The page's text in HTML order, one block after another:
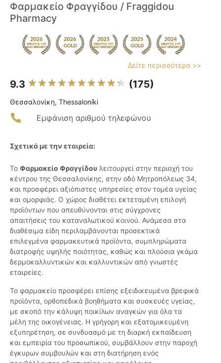
Φαρμακείο Φραγγίδου / Fraggidou
Pharmacy
Δείτε περισσότερα >>
9.3 (175)
Θεσσαλονίκη, Thessaloníki
Εμφάνιση αριθμού τηλεφώνου
Σχετικά με την εταιρεία:
Το Φαρμακείο Φραγγίδου λειτουργεί στην περιοχή του
κέντρου της Θεσσαλονίκης, στην οδό Μητροπόλεως 34,
και προσφέρει αξιόπιστες υπηρεσίες στον τομέα υγείας
και ομορφιάς. Ο χώρος διαθέτει εκτεταμένη επιλογή
προϊόντων που απευθύνονται στις σύγχρονες
απαιτήσεις του καταναλωτικού κοινού. Ανάμεσα στα
διαθέσιμα είδη περιλαμβάνονται προσεκτικά
επιλεγμένα φαρμακευτικά προϊόντα, συμπληρώματα
διατροφής υψηλής ποιότητας, καθώς και πλούσια γκάμα
δερμοκαλλυντικών και καλλυντικών από γνωστές
εταιρείες.
Το φαρμακείο προσφέρει επίσης εξειδικευμένα βρεφικά
προϊόντα, ορθοπεδικά βοηθήματα και συσκευές υγείας,
με σκοπό την κάλυψη ποικίλων αναγκών για όλα τα
μέλη της οικογένειας. Η γρήγορη και εξατομικευμένη
εξυπηρέτηση, σε συνδυασμό με τη διαρκή εκπαίδευση
και εμπειρία του προσωπικού, συμβάλλουν στην παροχή
έγκυρων συμβουλών και στη διατήρηση ενός